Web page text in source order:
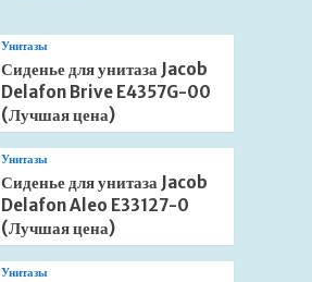
Унитазы
Сиденье для унитаза Jacob
Delafon Brive E4357G-00
(Лучшая цена)
Унитазы
Сиденье для унитаза Jacob
Delafon Aleo E33127-0
(Лучшая цена)
Унитазы